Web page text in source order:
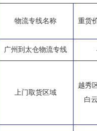
物流专线名称 重货
广州到太仓物流专线
上门取货区域
越秀
白